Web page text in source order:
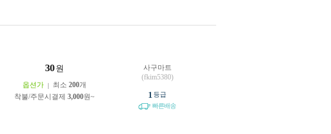
30 원
옵션가 최소 200개
착불/주문시결제 3,000원~
사구마트
(fkim5380)
1 등급
빠른배송